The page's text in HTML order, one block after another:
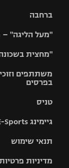
ברחבה
"מעל הליגה"
"מחצית
משתתפים
בפרסים
וזוכים
תקנון
טניס
גיימינג E-Sports
תנאי שימוש
מדיניות